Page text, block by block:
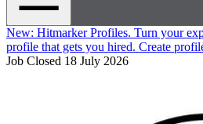
New: Hitmarker Profiles. Turn your
profile that gets you hired. Create
Job Closed 18 July 2026